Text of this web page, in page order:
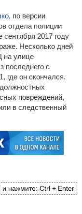
, по версии
отдела полиции
2017 году
Несколько дней
на улице
последнего с
где он скончался.
повреждений,
в следственный
нажмите: Ctrl + Enter